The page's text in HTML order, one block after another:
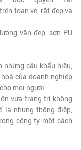
toan vẽ, rất đẹp và
vân đẹp, sơn PU
câu khẩu hiệu,
của doanh nghiệp
mọi người
vừa trang trí không
là những thông điệp,
công ty một cách